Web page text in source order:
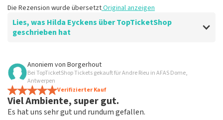
Die Rezension wurde übersetztOriginal anzeigen
Lies, was Hilda Eyckens über TopTicketShop
geschrieben hat
Bewertung von Hilda Eyckens über
gut
Die Rezension wurde übersetzt
Anoniem von Borgerhout
Bei TopTicketShop Tickets gekauft für Andre Rieu in AFAS Dome,
Antwerpen
Verifizierter Kauf
Viel Ambiente, super gut.
Es hat uns sehr gut und rundum gefallen.